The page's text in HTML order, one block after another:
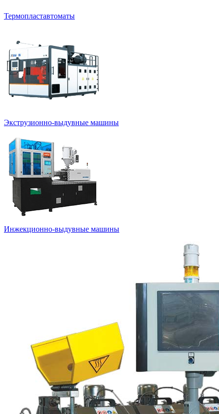
Термопластавтоматы
Экструзионно-выдувные машины
Инжекционно-выдувные машины